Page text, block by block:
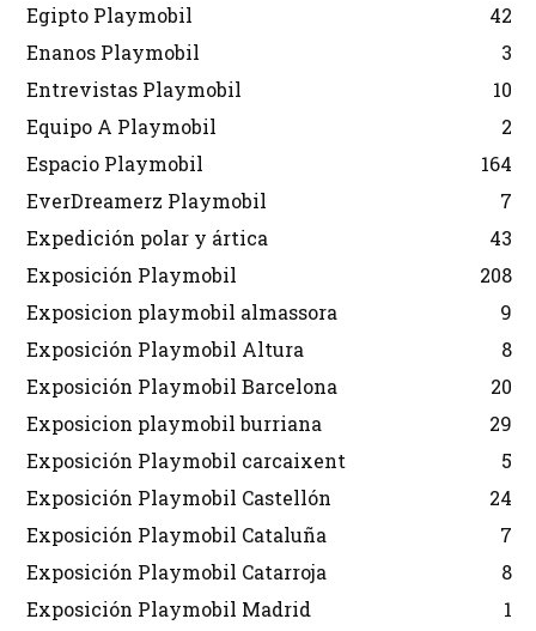
Egipto Playmobil
42
Enanos Playmobil
3
Entrevistas Playmobil
10
Equipo A Playmobil
2
Espacio Playmobil
164
EverDreamerz Playmobil
7
Expedición polar y ártica
43
Exposición Playmobil
208
Exposicion playmobil almassora
9
Exposición Playmobil Altura
8
Exposición Playmobil Barcelona
20
Exposicion playmobil burriana
29
Exposición Playmobil carcaixent
5
Exposición Playmobil Castellón
24
Exposición Playmobil Cataluña
7
Exposición Playmobil Catarroja
8
Exposición Playmobil Madrid
1